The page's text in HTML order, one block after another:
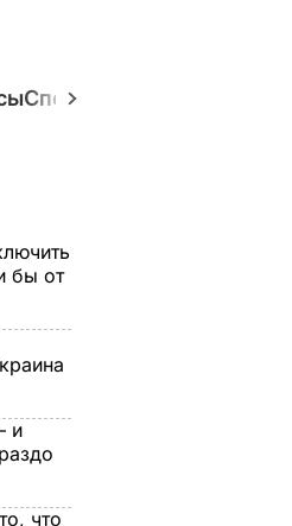
Спецпроекты
бы от
и
что